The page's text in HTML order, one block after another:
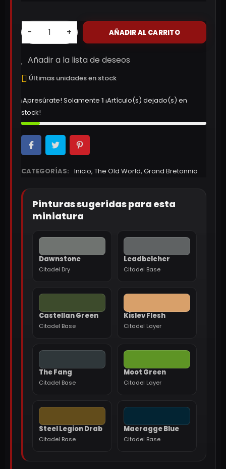
- + AÑADIR AL CARRITO
Añadir a la lista de deseos
Últimas unidades en stock
¡Apresúrate! Solamente 1 ¡Artículo(s) dejado(s) en
stock!
CATEGORÍAS: Inicio, The Old World, Grand Bretonnia
Pinturas sugeridas para esta
miniatura
Dawnstone
Citadel Dry
Leadbelcher
Citadel Base
Castellan Green
Citadel Base
Kislev Flesh
Citadel Layer
The Fang
Citadel Base
Moot Green
Citadel Layer
Steel Legion Drab
Citadel Base
Macragge Blue
Citadel Base